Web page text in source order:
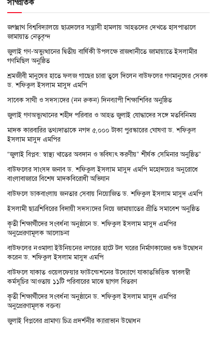
সাম্প্রতিক
জগন্নাথ বিশ্ববিদ্যালয়ে ছাত্রদলের সন্ত্রাসী হামলায় আহতদের দেখতে হাসপাতালে
জামায়াত নেতৃবৃন্দ
জুলাই গণ-অভ্যুত্থানের দ্বিতীয় বার্ষিকী উপলক্ষে রাজধানীতে জামায়াতে ইসলামীর
গণমিছিল অনুষ্ঠিত
শ্রমজীবী মানুষের হাতে ফলজ গাছের চারা তুলে দিলেন বাউফলের গণমানুষের সেবক
ড. শফিকুল ইসলাম মাসুদ এমপি
সাবেক সাথী ও সদস্যদের (নন রুকন) দিনব্যাপী শিক্ষাশিবির অনুষ্ঠিত
জুলাই গণঅভ্যুত্থানের শহীদ পরিবার ও আহত জুলাই যোদ্ধাদের সঙ্গে মতবিনিময়
মাদক কারবারির তথ্যদাতাকে নগদ ৫,০০০ টাকা পুরস্কারের ঘোষণা ড. শফিকুল
ইসলাম মাসুদ এমপির
“জুলাই বিপ্লব: স্বাস্থ্য খাতের অবদান ও ভবিষ্যৎ করণীয়” শীর্ষক সেমিনার অনুষ্ঠিত”
বাউফলের সাংসদ জনাব ড. শফিকুল ইসলাম মাসুদ এমপি মহোদয়ের অনুরোধে
বাংলাবাজারে বিশেষ মাদকবিরোধী অভিযান
বাউফলে ডাকবাংলায় জনতার সেবায় নিয়োজিত ড. শফিকুল ইসলাম মাসুদ এমপি
ইসলামী ছাত্রশিবিরের বিদায়ী সদস্যদের নিয়ে জামায়াতের প্রীতি সমাবেশ অনুষ্ঠিত
কৃতী শিক্ষার্থীদের সংবর্ধনা অনুষ্ঠানে ড. শফিকুল ইসলাম মাসুদ এমপির
অনুপ্রেরণামূলক আলোচনা
বাউফলের নওমালা ইউনিয়নের নগরের হাটে টল ঘরের নির্মাণকাজের শুভ উদ্বোধন
করেন ড. শফিকুল ইসলাম মাসুদ এমপি
বাউফলে যাকাত ওয়েলফেয়ার ফাউন্ডেশনের উদ্যোগে যাকাতভিত্তিক স্বাবলম্বী
কর্মসূচির আওতায় ১১টি পরিবারের মাঝে ছাগল বিতরণ
কৃতী শিক্ষার্থীদের সংবর্ধনা অনুষ্ঠানে ড. শফিকুল ইসলাম মাসুদ এমপির
অনুপ্রেরণামূলক বক্তব্য
জুলাই বিপ্লবের প্রামাণ্য চিত্র প্রদর্শনীর ক্যারাভান উদ্বোধন